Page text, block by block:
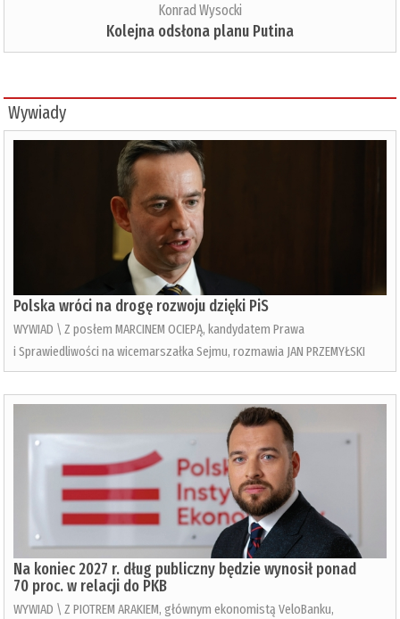
Konrad Wysocki
Kolejna odsłona planu Putina
Wywiady
Polska wróci na drogę rozwoju dzięki PiS
WYWIAD \ Z posłem MARCINEM OCIEPĄ, kandydatem Prawa
i Sprawiedliwości na wicemarszałka Sejmu, rozmawia JAN PRZEMYŁSKI
Na koniec 2027 r. dług publiczny będzie wynosił ponad
70 proc. w relacji do PKB
WYWIAD \ Z PIOTREM ARAKIEM, głównym ekonomistą VeloBanku,